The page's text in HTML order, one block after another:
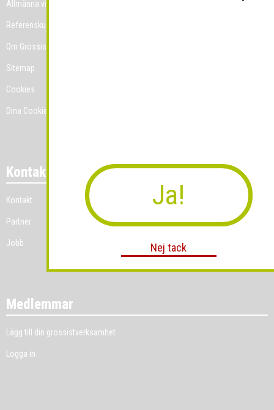
Allmänna villkor
Referenskunder
Om Grossist.se
Sitemap
Cookies
Dina Cookie-prefenser
Kontakt
Kontakt
Partner
Jobb
Medlemmar
Lägg till din grossistverksamhet
Logga in
Ja!
Nej tack